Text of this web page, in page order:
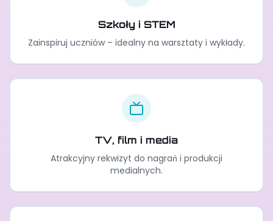
Szkoły i STEM
Zainspiruj uczniów – idealny na warsztaty i wykłady.
TV, film i media
Atrakcyjny rekwizyt do nagrań i produkcji
medialnych.